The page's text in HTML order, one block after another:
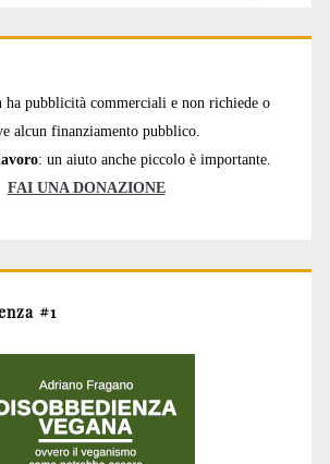
ha pubblicità commerciali e non richiede o
alcun finanziamento pubblico.
: un aiuto anche piccolo è importante.
FAI UNA DONAZIONE
#1